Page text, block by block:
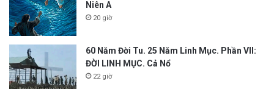
Niên A
20 giờ
60 Năm Đời Tu. 25 Năm Linh Mục. Phần VII:
ĐỜI LINH MỤC. Cả Nổ
22 giờ